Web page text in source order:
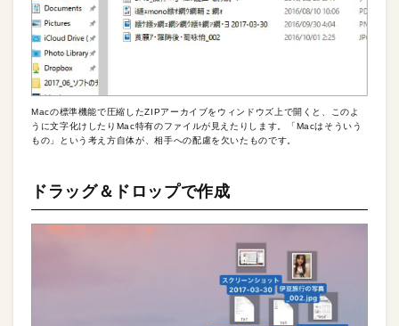
Macの標準機能で圧縮したZIPアーカイブをウィンドウズ上で開くと、このよ
うに文字化けしたりMac特有のファイルが見えたりします。「Macはそういう
もの」という考え方自体が、相手への配慮を欠いたものです。
ドラッグ＆ドロップで作成